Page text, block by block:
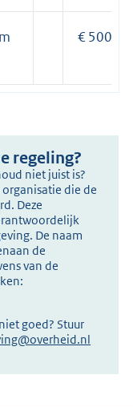
€ 500,00
regeling?
niet juist is?
die de
Deze
De naam
de
van de
goed? Stuur